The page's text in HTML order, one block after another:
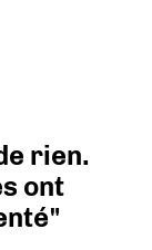
rien.
ont